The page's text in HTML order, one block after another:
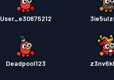
User_e30675212
Deadpool123